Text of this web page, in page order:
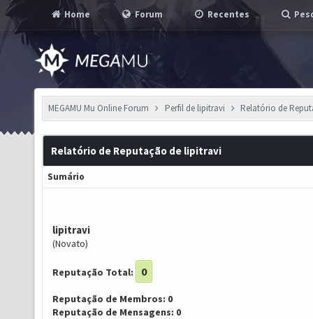
Home Forum Recentes
MEGAMU Mu Online Forum Perfil de lipitravi Relatório de
Relatório de Reputação de lipitravi
Sumário
lipitravi
(Novato)
Reputação Total: 0
Reputação de Membros: 0
Reputação de Mensagens: 0